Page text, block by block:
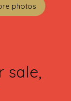
photos
sale,